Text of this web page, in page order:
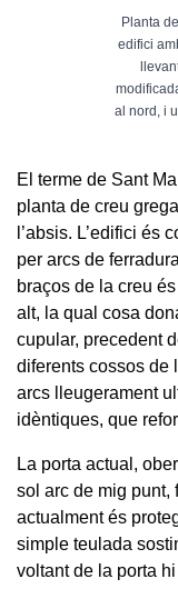
Planta
edifici
al nord, i
El terme de Sant
planta de creu
l’absis. L’edifici és
per arcs de
braços de la creu
alt, la qual cosa
cupular, precedent
diferents cossos de
arcs lleugerament
idèntiques, que
La porta actual,
sol arc de mig punt,
actualment és
simple teulada
voltant de la porta